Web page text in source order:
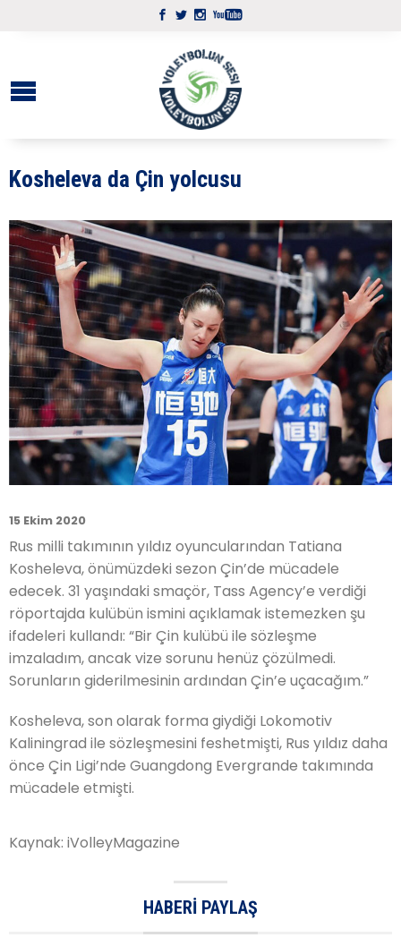
Kosheleva da Çin yolcusu
15 Ekim 2020
Rus milli takımının yıldız oyuncularından Tatiana
Kosheleva, önümüzdeki sezon Çin’de mücadele
edecek. 31 yaşındaki smaçör, Tass Agency’e verdiği
röportajda kulübün ismini açıklamak istemezken şu
ifadeleri kullandı: “Bir Çin kulübü ile sözleşme
imzaladım, ancak vize sorunu henüz çözülmedi.
Sorunların giderilmesinin ardından Çin’e uçacağım.”
Kosheleva, son olarak forma giydiği Lokomotiv
Kaliningrad ile sözleşmesini feshetmişti, Rus yıldız daha
önce Çin Ligi’nde Guangdong Evergrande takımında
mücadele etmişti.
Kaynak: iVolleyMagazine
HABERI PAYLAŞ